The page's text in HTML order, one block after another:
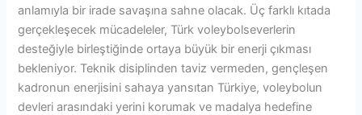
anlamıyla bir irade savaşına sahne olacak. Üç farklı kıtada
gerçekleşecek mücadeleler, Türk voleybolseverlerin
desteğiyle birleştiğinde ortaya büyük bir enerji çıkması
bekleniyor. Teknik disiplinden taviz vermeden, gençleşen
kadronun enerjisini sahaya yansıtan Türkiye, voleybolun
devleri arasındaki yerini korumak ve madalya hedefine